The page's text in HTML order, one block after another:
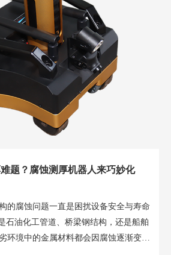
题？腐蚀测厚机器人来巧妙化
的腐蚀问题一直是困扰设备安全与寿命
石油化工管道、桥梁钢结构，还是船舶
环境中的金属材料都会因腐蚀逐渐变